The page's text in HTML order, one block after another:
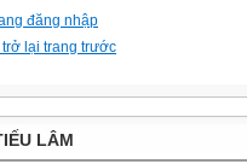
đăng nhập
trở lại trang trước
LÂM